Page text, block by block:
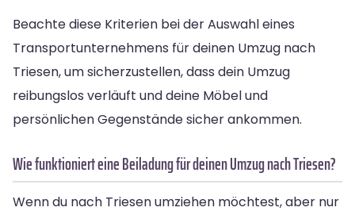
Beachte diese Kriterien bei der Auswahl eines
Transportunternehmens für deinen Umzug nach
Triesen, um sicherzustellen, dass dein Umzug
reibungslos verläuft und deine Möbel und
persönlichen Gegenstände sicher ankommen.
Wie funktioniert eine Beiladung für deinen Umzug nach Triesen?
Wenn du nach Triesen umziehen möchtest, aber nur